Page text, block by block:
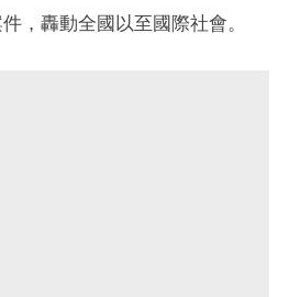
，轟動全國以至國際社會。